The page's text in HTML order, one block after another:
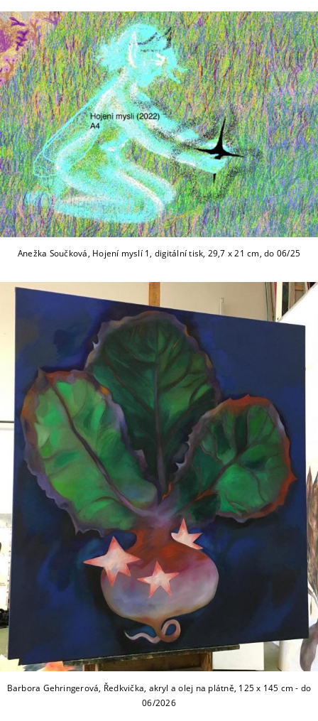
Anežka Součková, Hojení myslí 1, digitální tisk, 29,7 x 21 cm, do 06/25
Barbora Gehringerová, Ředkvička, akryl a olej na plátně, 125 x 145 cm - do
06/2026